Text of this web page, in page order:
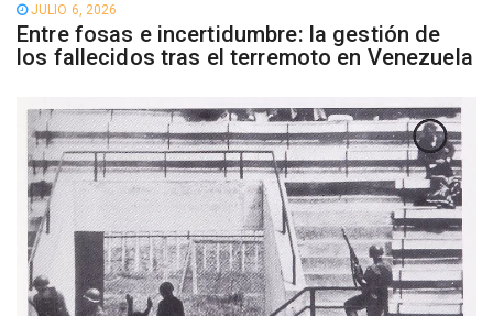
JULIO 6, 2026
Entre fosas e incertidumbre: la gestión de
los fallecidos tras el terremoto en Venezuela